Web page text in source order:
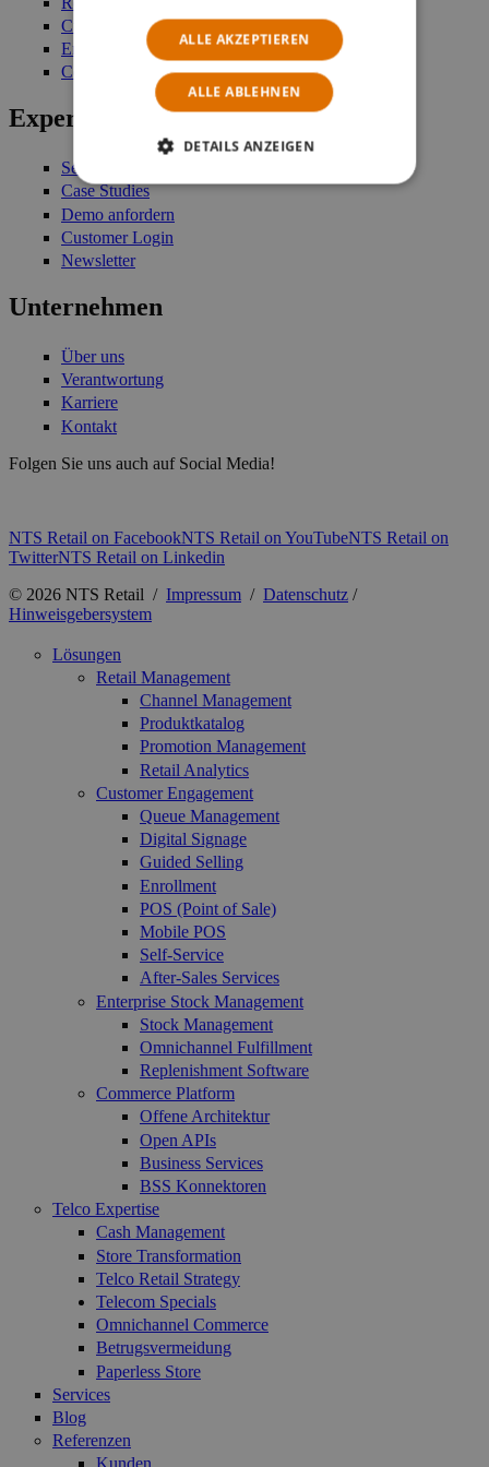
Customer Engagement
Enterprise Stock Management
Commerce Platform
Expertise
Services
Case Studies
Demo anfordern
Customer Login
Newsletter
Unternehmen
Über uns
Verantwortung
Karriere
Kontakt
Folgen Sie uns auch auf Social Media!
NTS Retail on FacebookNTS Retail on YouTubeNTS Retail on
TwitterNTS Retail on Linkedin
© 2026 NTS Retail / Impressum / Datenschutz /
Hinweisgebersystem
Lösungen
Retail Management
Channel Management
Produktkatalog
Promotion Management
Retail Analytics
Customer Engagement
Queue Management
Digital Signage
Guided Selling
Enrollment
POS (Point of Sale)
Mobile POS
Self-Service
After-Sales Services
Enterprise Stock Management
Stock Management
Omnichannel Fulfillment
Replenishment Software
Commerce Platform
Offene Architektur
Open APIs
Business Services
BSS Konnektoren
Telco Expertise
Cash Management
Store Transformation
Telco Retail Strategy
Telecom Specials
Omnichannel Commerce
Betrugsvermeidung
Paperless Store
Services
Blog
Referenzen
ALLE AKZEPTIEREN
ALLE ABLEHNEN
DETAILS ANZEIGEN